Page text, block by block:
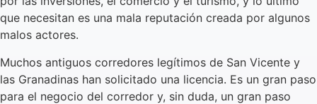
que necesitan es una mala reputación creada por algunos
malos actores.
Muchos antiguos corredores legítimos de San Vicente y
las Granadinas han solicitado una licencia. Es un gran paso
para el negocio del corredor y, sin duda, un gran paso